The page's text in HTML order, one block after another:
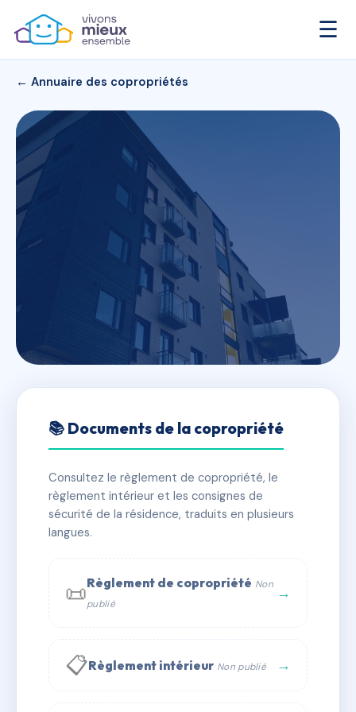
☰
← Annuaire des copropriétés
LES LOGGIAS
GRASSE
✓ Immatriculée 🏠 25 lots 🏗 1 bâtiment(s)
✉ Email
📚 Documents de la copropriété
Consultez le règlement de copropriété, le
règlement intérieur et les consignes de
sécurité de la résidence, traduits en plusieurs
langues.
📜Règlement de copropriété Non
publié
→
📋Règlement intérieur Non publié →